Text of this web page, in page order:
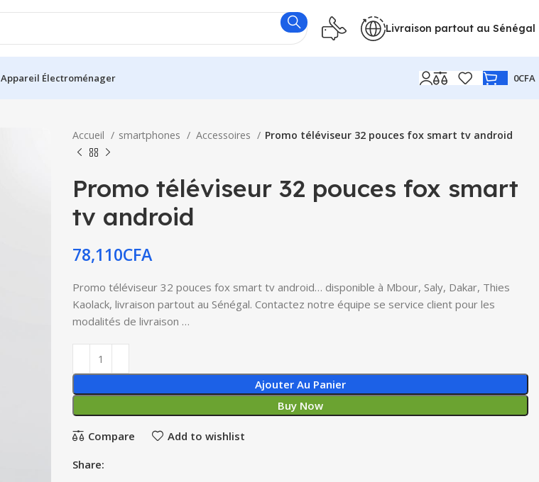
Livraison partout au Sénégal
Appareil Électroménager 0CFA
Accueil smartphones Accessoires Promo téléviseur 32 pouces fox smart tv android
Promo téléviseur 32 pouces fox smart
tv android
78,110CFA
Promo téléviseur 32 pouces fox smart tv android… disponible à Mbour, Saly, Dakar, Thies
Kaolack, livraison partout au Sénégal. Contactez notre équipe se service client pour les
modalités de livraison …
Ajouter Au Panier
Buy Now
Compare Add to wishlist
Share: